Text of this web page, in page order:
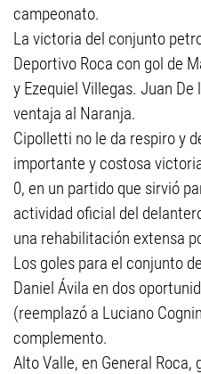
campeonato.
La victoria del conjunto
Deportivo Roca con gol de
y Ezequiel Villegas. Juan
ventaja al Naranja.
Cipolletti no le da respiro y
importante y costosa
0, en un partido que sirvió
actividad oficial del
una rehabilitación extensa
Los goles para el conjunto
Daniel Ávila en dos
(reemplazó a Luciano
complemento.
Alto Valle, en General Roca,